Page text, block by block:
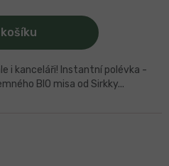
i kanceláři! Instantní polévka -
BIO misa od Sirkky...